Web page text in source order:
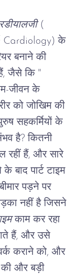
(
Cardiology) के
बनाने की
जैसे कि "
जीवन के
को जोखिम की
सहकर्मियों के
है? कितनी
रहीं हैं, और सारे
बाद पार्ट टाइम
पड़ने पर
नहीं है जिसने
काम कर रहा
हैं, और उसे
कराने को, और
और बड़ी